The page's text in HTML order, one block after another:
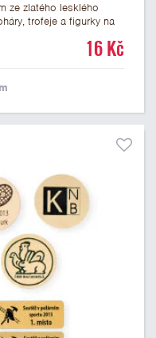
ze zlatého lesklého
trofeje a figurky na
maximálně 3
16 Kč